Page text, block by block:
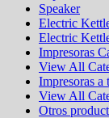
Speaker
Electric
Electric
Impresoras
View All
Impresoras a
View All
Otros